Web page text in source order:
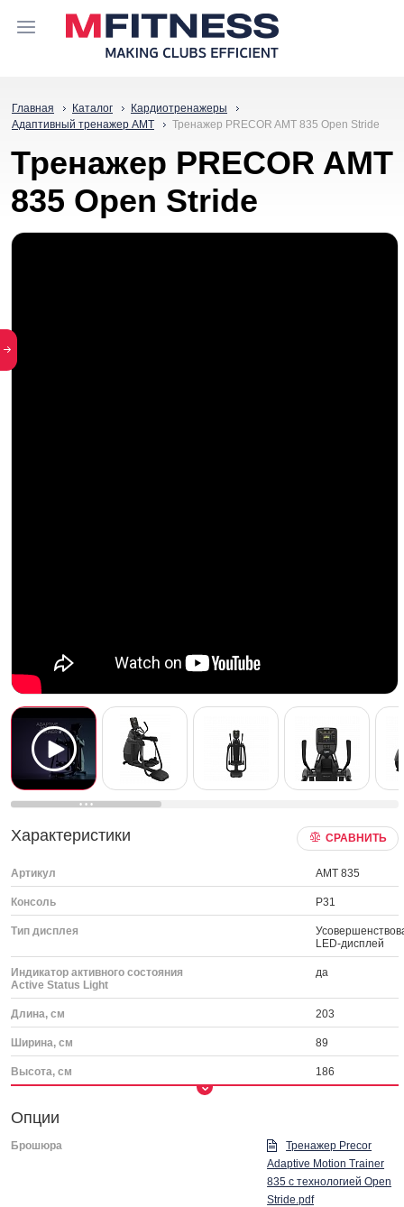
Главная Каталог
Кардиотренажеры
Адаптивный тренажер АМТ
Тренажер PRECOR AMT 835 Open Stride
Тренажер PRECOR AMT
835 Open Stride
Характеристики СРАВНИТЬ
Артикул AMT 835
Консоль P31
Тип дисплея
LED-дисплей
Индикатор активного состояния
Active Status Light
да
Длина, см 203
Ширина, см 89
Высота, см 186
Опции
Брошюра
Тренажер Precor
Adaptive Motion Trainer
835 с технологией Open
Stride.pdf